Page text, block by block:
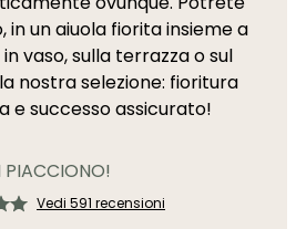
in un aiuola fiorita insieme a
vaso, sulla terrazza o sul
nostra selezione: fioritura
e successo assicurato!
PIACCIONO!
Vedi 591 recensioni